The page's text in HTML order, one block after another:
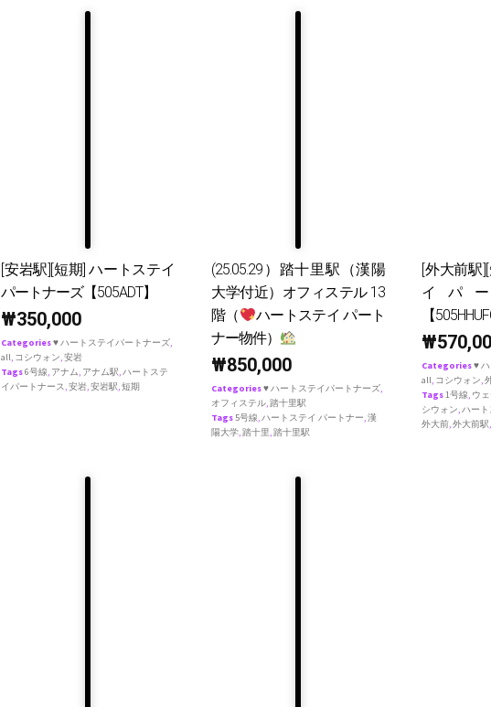
[安岩駅][短期] ハートステイ
パートナーズ【505ADT】
₩350,000
Categories♥ ハートステイパートナーズ,
all, コシウォン,安岩
Tags6号線, アナム, アナム駅,ハートステ
イパートナース,安岩,安岩駅,短期
(25.05.29）踏十里駅（漢陽
大学付近）オフィステル 13
階（
ハートステイ パート
ナー物件）
₩850,000
Categories♥ ハートステイパートナーズ,
オフィステル,踏十里駅
Tags 5号線,ハートステイ パートナー,漢
陽大学,踏十里,踏十里駅
[外大前駅
イパ
【
₩
Categories♥
all, コシウォン,
Tags1号線, ウ
シウォン,ハー
外大前,外大前駅,